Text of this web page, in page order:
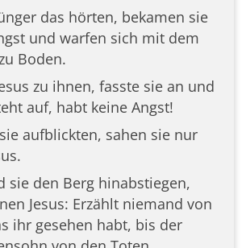
das hörten, bekamen sie
und warfen sich mit dem
Boden.
zu ihnen, fasste sie an und
auf, habt keine Angst!
aufblickten, sahen sie nur
sie den Berg hinabstiegen,
Jesus: Erzählt niemand von
ihr gesehen habt, bis der